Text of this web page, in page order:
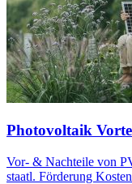
Photovoltaik
Vor- & Nachteile von
staatl. Förderung